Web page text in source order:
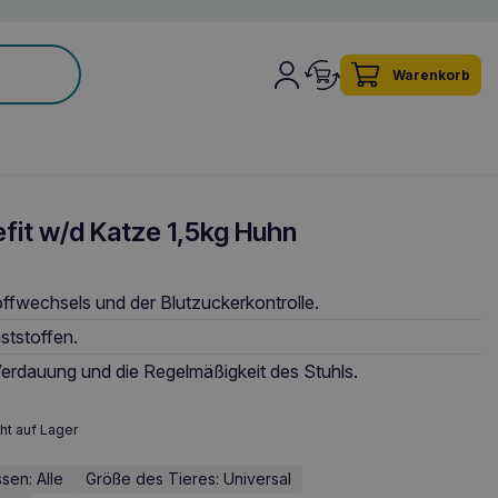
Warenkorb
w/d Katze 1,5kg Huhn
und der Blutzuckerkontrolle.
und die Regelmäßigkeit des Stuhls.
auf Lager
Alle Größe des Tieres: Universal